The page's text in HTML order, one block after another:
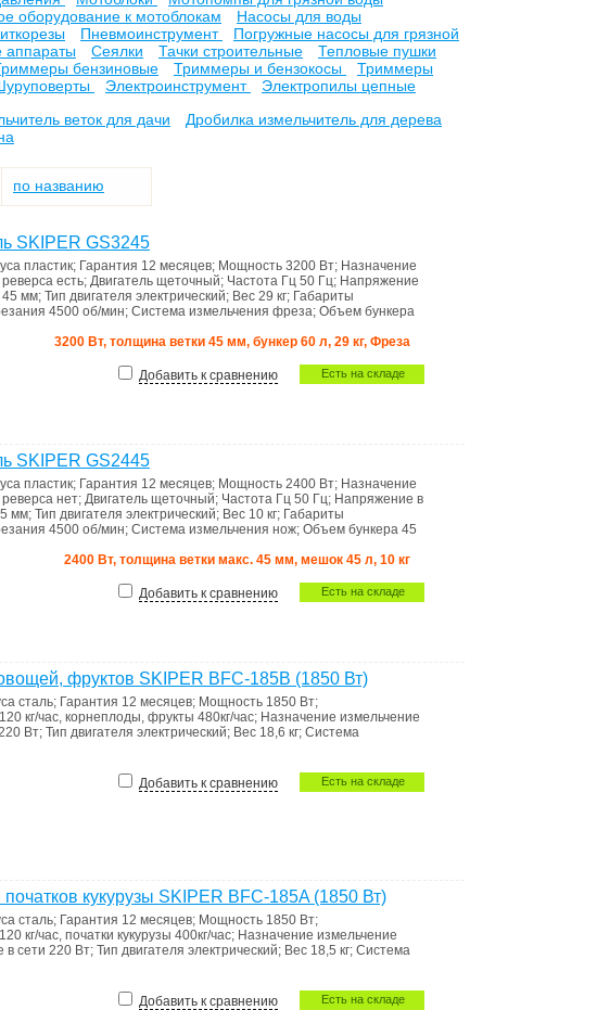
оборудование к мотоблокам
Насосы для воды
Пневмоинструмент
Погружные насосы для грязной
аппараты Сеялки Тачки строительные
Тепловые пушки
бензиновые Триммеры и бензокосы
Триммеры
Электроинструмент
Электропилы цепные
веток для дачи
Дробилка измельчитель для дерева
по названию
SKIPER GS3245
пластик; Гарантия 12 месяцев; Мощность 3200 Вт; Назначение
есть; Двигатель щеточный; Частота Гц 50 Гц; Напряжение
45 мм; Тип двигателя электрический; Вес 29 кг; Габариты
4500 об/мин; Система измельчения фреза; Объем бункера
3200 Вт, толщина ветки 45 мм, бункер 60 л, 29 кг, Фреза
Есть на складе
Добавить к сравнению
SKIPER GS2445
пластик; Гарантия 12 месяцев; Мощность 2400 Вт; Назначение
нет; Двигатель щеточный; Частота Гц 50 Гц; Напряжение в
мм; Тип двигателя электрический; Вес 10 кг; Габариты
4500 об/мин; Система измельчения нож; Объем бункера 45
2400 Вт, толщина ветки макс. 45 мм, мешок 45 л, 10 кг
Есть на складе
Добавить к сравнению
фруктов SKIPER BFC-185B (1850 Вт)
сталь; Гарантия 12 месяцев; Мощность 1850 Вт;
кг/час, корнеплоды, фрукты 480кг/час; Назначение измельчение
Вт; Тип двигателя электрический; Вес 18,6 кг; Система
Есть на складе
Добавить к сравнению
початков кукурузы SKIPER BFC-185A (1850 Вт)
сталь; Гарантия 12 месяцев; Мощность 1850 Вт;
кг/час, початки кукурузы 400кг/час; Назначение измельчение
в сети 220 Вт; Тип двигателя электрический; Вес 18,5 кг; Система
Есть на складе
Добавить к сравнению